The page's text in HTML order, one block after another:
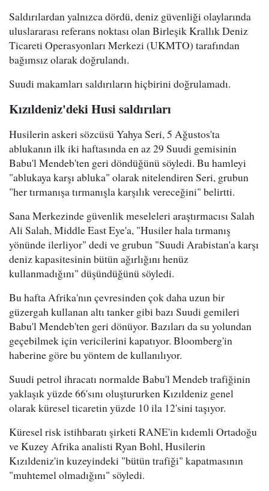
Saldırılardan yalnızca dördü, deniz güvenliği olaylarında
uluslararası referans noktası olan Birleşik Krallık Deniz
Ticareti Operasyonları Merkezi (UKMTO) tarafından
bağımsız olarak doğrulandı.
Suudi makamları saldırıların hiçbirini doğrulamadı.
Kızıldeniz'deki Husi saldırıları
Husilerin askeri sözcüsü Yahya Seri, 5 Ağustos'ta
ablukanın ilk iki haftasında en az 29 Suudi gemisinin
Babu'l Mendeb'ten geri döndüğünü söyledi. Bu hamleyi
"ablukaya karşı abluka" olarak nitelendiren Seri, grubun
"her tırmanışa tırmanışla karşılık vereceğini" belirtti.
Sana Merkezinde güvenlik meseleleri araştırmacısı Salah
Ali Salah, Middle East Eye'a, "Husiler hala tırmanış
yönünde ilerliyor" dedi ve grubun "Suudi Arabistan'a karşı
deniz kapasitesinin bütün ağırlığını henüz
kullanmadığını" düşündüğünü söyledi.
Bu hafta Afrika'nın çevresinden çok daha uzun bir
güzergah kullanan altı tanker gibi bazı Suudi gemileri
Babu'l Mendeb'ten geri dönüyor. Bazıları da su yolundan
geçebilmek için vericilerini kapatıyor. Bloomberg'in
haberine göre bu yöntem de kullanılıyor.
Suudi petrol ihracatı normalde Babu'l Mendeb trafiğinin
yaklaşık yüzde 66'sını oluştururken Kızıldeniz genel
olarak küresel ticaretin yüzde 10 ila 12'sini taşıyor.
Küresel risk istihbaratı şirketi RANE'in kıdemli Ortadoğu
ve Kuzey Afrika analisti Ryan Bohl, Husilerin
Kızıldeniz'in kuzeyindeki "bütün trafiği" kapatmasının
"muhtemel olmadığını" söyledi.